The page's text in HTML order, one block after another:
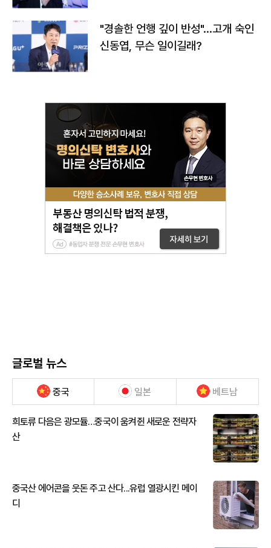
"경솔한 언행 깊이 반성"…고개 숙인
신동엽, 무슨 일이길래?
글로벌 뉴스
중국 일본 베트남
희토류 다음은 광모듈…중국이 움켜쥔 새로운 전략자
산
중국산 에어콘을 웃돈 주고 산다...유럽 열광시킨 메이
디